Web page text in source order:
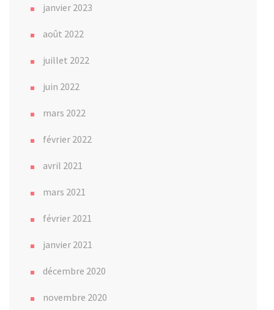
janvier 2023
août 2022
juillet 2022
juin 2022
mars 2022
février 2022
avril 2021
mars 2021
février 2021
janvier 2021
décembre 2020
novembre 2020